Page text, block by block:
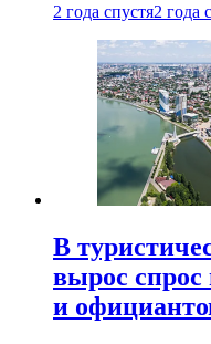
2 года спустя2 года
В
вырос спрос
и